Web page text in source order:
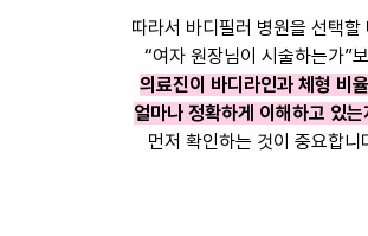
따라서 바디필러 병원을 선택할
“여자 원장님이 시술하는가”
의료진이 바디라인과 체형 비
얼마나 정확하게 이해하고 있는
먼저 확인하는 것이 중요합니